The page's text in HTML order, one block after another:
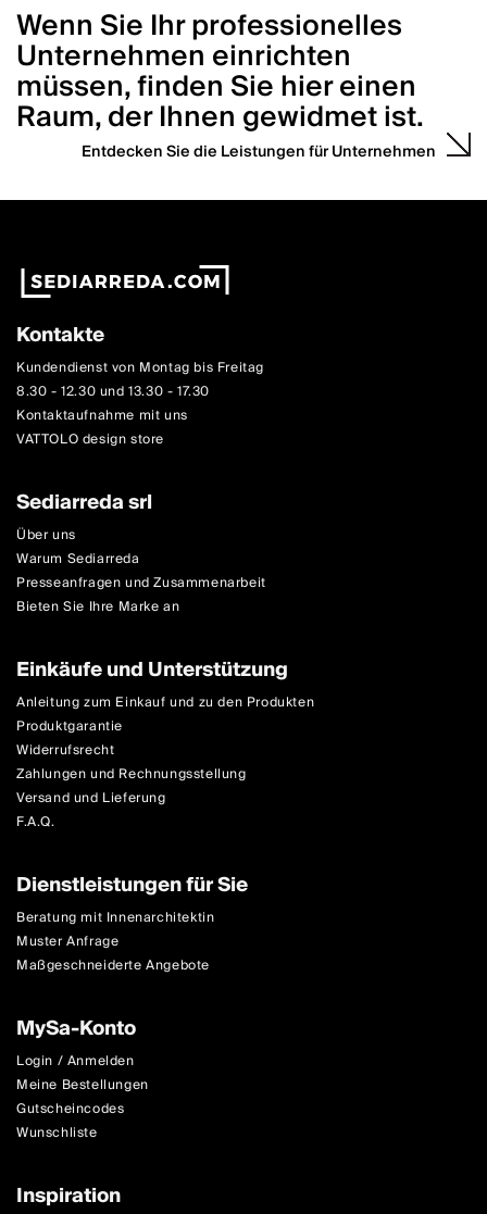
Wenn Sie Ihr professionelles
Unternehmen einrichten
müssen, finden Sie hier einen
Raum, der Ihnen gewidmet ist.
Entdecken Sie die Leistungen für Unternehmen
Kontakte
Kundendienst von Montag bis Freitag
8.30 - 12.30 und 13.30 - 17.30
Kontaktaufnahme mit uns
VATTOLO design store
Sediarreda srl
Über uns
Warum Sediarreda
Presseanfragen und Zusammenarbeit
Bieten Sie Ihre Marke an
Einkäufe und Unterstützung
Anleitung zum Einkauf und zu den Produkten
Produktgarantie
Widerrufsrecht
Zahlungen und Rechnungsstellung
Versand und Lieferung
F.A.Q.
Dienstleistungen für Sie
Beratung mit Innenarchitektin
Muster Anfrage
Maßgeschneiderte Angebote
MySa-Konto
Login / Anmelden
Meine Bestellungen
Gutscheincodes
Wunschliste
Inspiration